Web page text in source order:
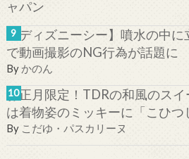
【ディズニーシー】噴水の中
で動画撮影のNG行為が話題に
By かのん
お正月限定！TDRの和風のス
は着物姿のミッキーに「こひつ
By こだゆ・パスカリーヌ